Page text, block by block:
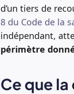
d’un tiers de
8 du Code de la
indépendant,
périmètre
Ce que